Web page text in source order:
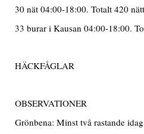
30 nät 04:00-18:00. Totalt 420
33 burar i Kausan 04:00-18:00.
HÄCKFÅGLAR
OBSERVATIONER
Grönbena: Minst två rastande